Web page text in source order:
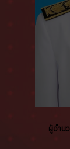
ผู้อำน